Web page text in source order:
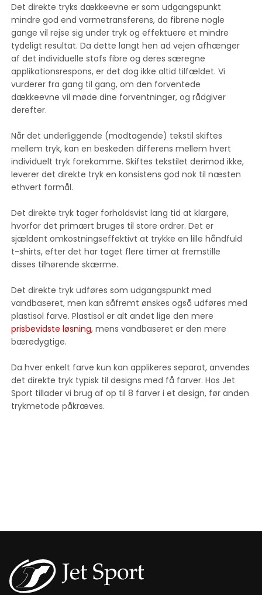
Det direkte tryks dækkeevne er som udgangspunkt
mindre god end varmetransferens, da fibrene nogle
gange vil rejse sig under tryk og effektuere et mindre
tydeligt resultat. Da dette langt hen ad vejen afhænger
af det individuelle stofs fibre og deres særegne
applikationsrespons, er det dog ikke altid tilfældet. Vi
vurderer fra gang til gang, om den forventede
dækkeevne vil møde dine forventninger, og rådgiver
derefter.
Når det underliggende (modtagende) tekstil skiftes
mellem tryk, kan en beskeden differens mellem hvert
individuelt tryk forekomme. Skiftes tekstilet derimod ikke,
leverer det direkte tryk en konsistens god nok til næsten
ethvert formål.
Det direkte tryk tager forholdsvist lang tid at klargøre,
hvorfor det primært bruges til store ordrer. Det er
sjældent omkostningseffektivt at trykke en lille håndfuld
t-shirts, efter det har taget flere timer at fremstille
disses tilhørende skærme.
Det direkte tryk udføres som udgangspunkt med
vandbaseret, men kan såfremt ønskes også udføres med
plastisol farve. Plastisol er alt andet lige den mere
prisbevidste løsning, mens vandbaseret er den mere
bæredygtige.
Da hver enkelt farve kun kan applikeres separat, anvendes
det direkte tryk typisk til designs med få farver. Hos Jet
Sport tillader vi brug af op til 8 farver i et design, før anden
trykmetode påkræves.